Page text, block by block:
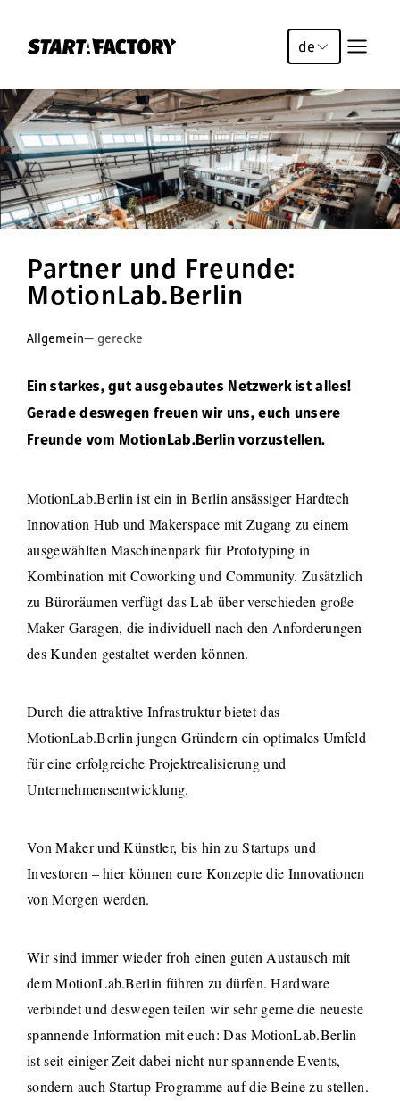
de
Partner und Freunde:
MotionLab.Berlin
Allgemein— gerecke
Ein starkes, gut ausgebautes Netzwerk ist alles!
Gerade deswegen freuen wir uns, euch unsere
Freunde vom MotionLab.Berlin vorzustellen.
MotionLab.Berlin ist ein in Berlin ansässiger Hardtech
Innovation Hub und Makerspace mit Zugang zu einem
ausgewählten Maschinenpark für Prototyping in
Kombination mit Coworking und Community. Zusätzlich
zu Büroräumen verfügt das Lab über verschieden große
Maker Garagen, die individuell nach den Anforderungen
des Kunden gestaltet werden können.
Durch die attraktive Infrastruktur bietet das
MotionLab.Berlin jungen Gründern ein optimales Umfeld
für eine erfolgreiche Projektrealisierung und
Unternehmensentwicklung.
Von Maker und Künstler, bis hin zu Startups und
Investoren – hier können eure Konzepte die Innovationen
von Morgen werden.
Wir sind immer wieder froh einen guten Austausch mit
dem MotionLab.Berlin führen zu dürfen. Hardware
verbindet und deswegen teilen wir sehr gerne die neueste
spannende Information mit euch: Das MotionLab.Berlin
ist seit einiger Zeit dabei nicht nur spannende Events,
sondern auch Startup Programme auf die Beine zu stellen.